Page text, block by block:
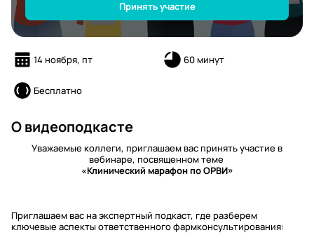
Принять участие
14 ноября, пт 60 минут
Бесплатно
О видеоподкасте
Уважаемые коллеги, приглашаем вас принять участие в
вебинаре, посвященном теме
«Клинический марафон по ОРВИ»
Приглашаем вас на экспертный подкаст, где разберем
ключевые аспекты ответственного фармконсультирования: